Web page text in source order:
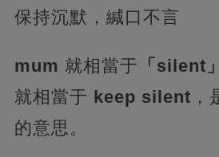
保持沉默，緘口不言
mum 就相當于 「silent」
就相當于 keep silent ，
的意思。